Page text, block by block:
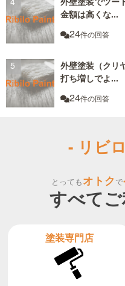
金額は高くな...
24件の回答
外壁塗装（クリ
打ち増しでよ...
24件の回答
- リビ
とってもオトクで
すべて
塗装専門店